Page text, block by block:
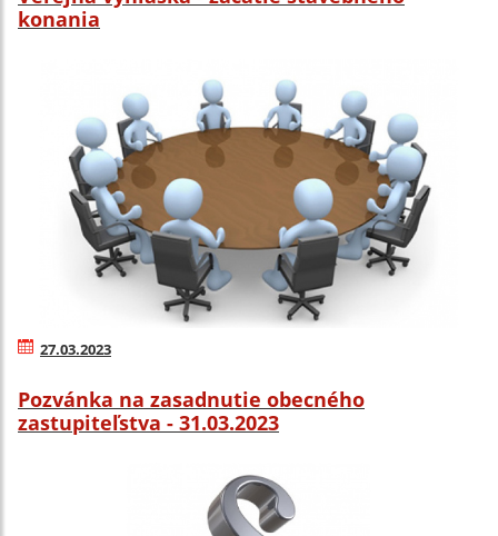
konania
27.03.2023
Pozvánka na zasadnutie obecného
zastupiteľstva - 31.03.2023